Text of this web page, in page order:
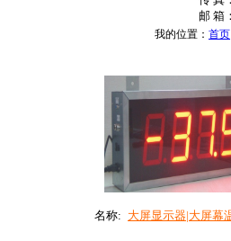
邮 箱
我的位置： 首页
名称: 大屏显示器|大屏幕